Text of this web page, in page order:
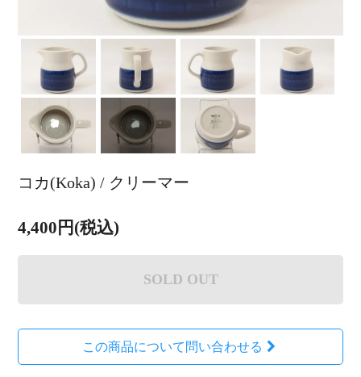
コカ(Koka) / クリーマー
4,400円(税込)
SOLD OUT
この商品について問い合わせる